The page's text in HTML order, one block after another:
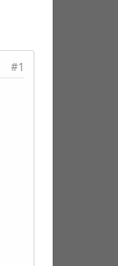
#1